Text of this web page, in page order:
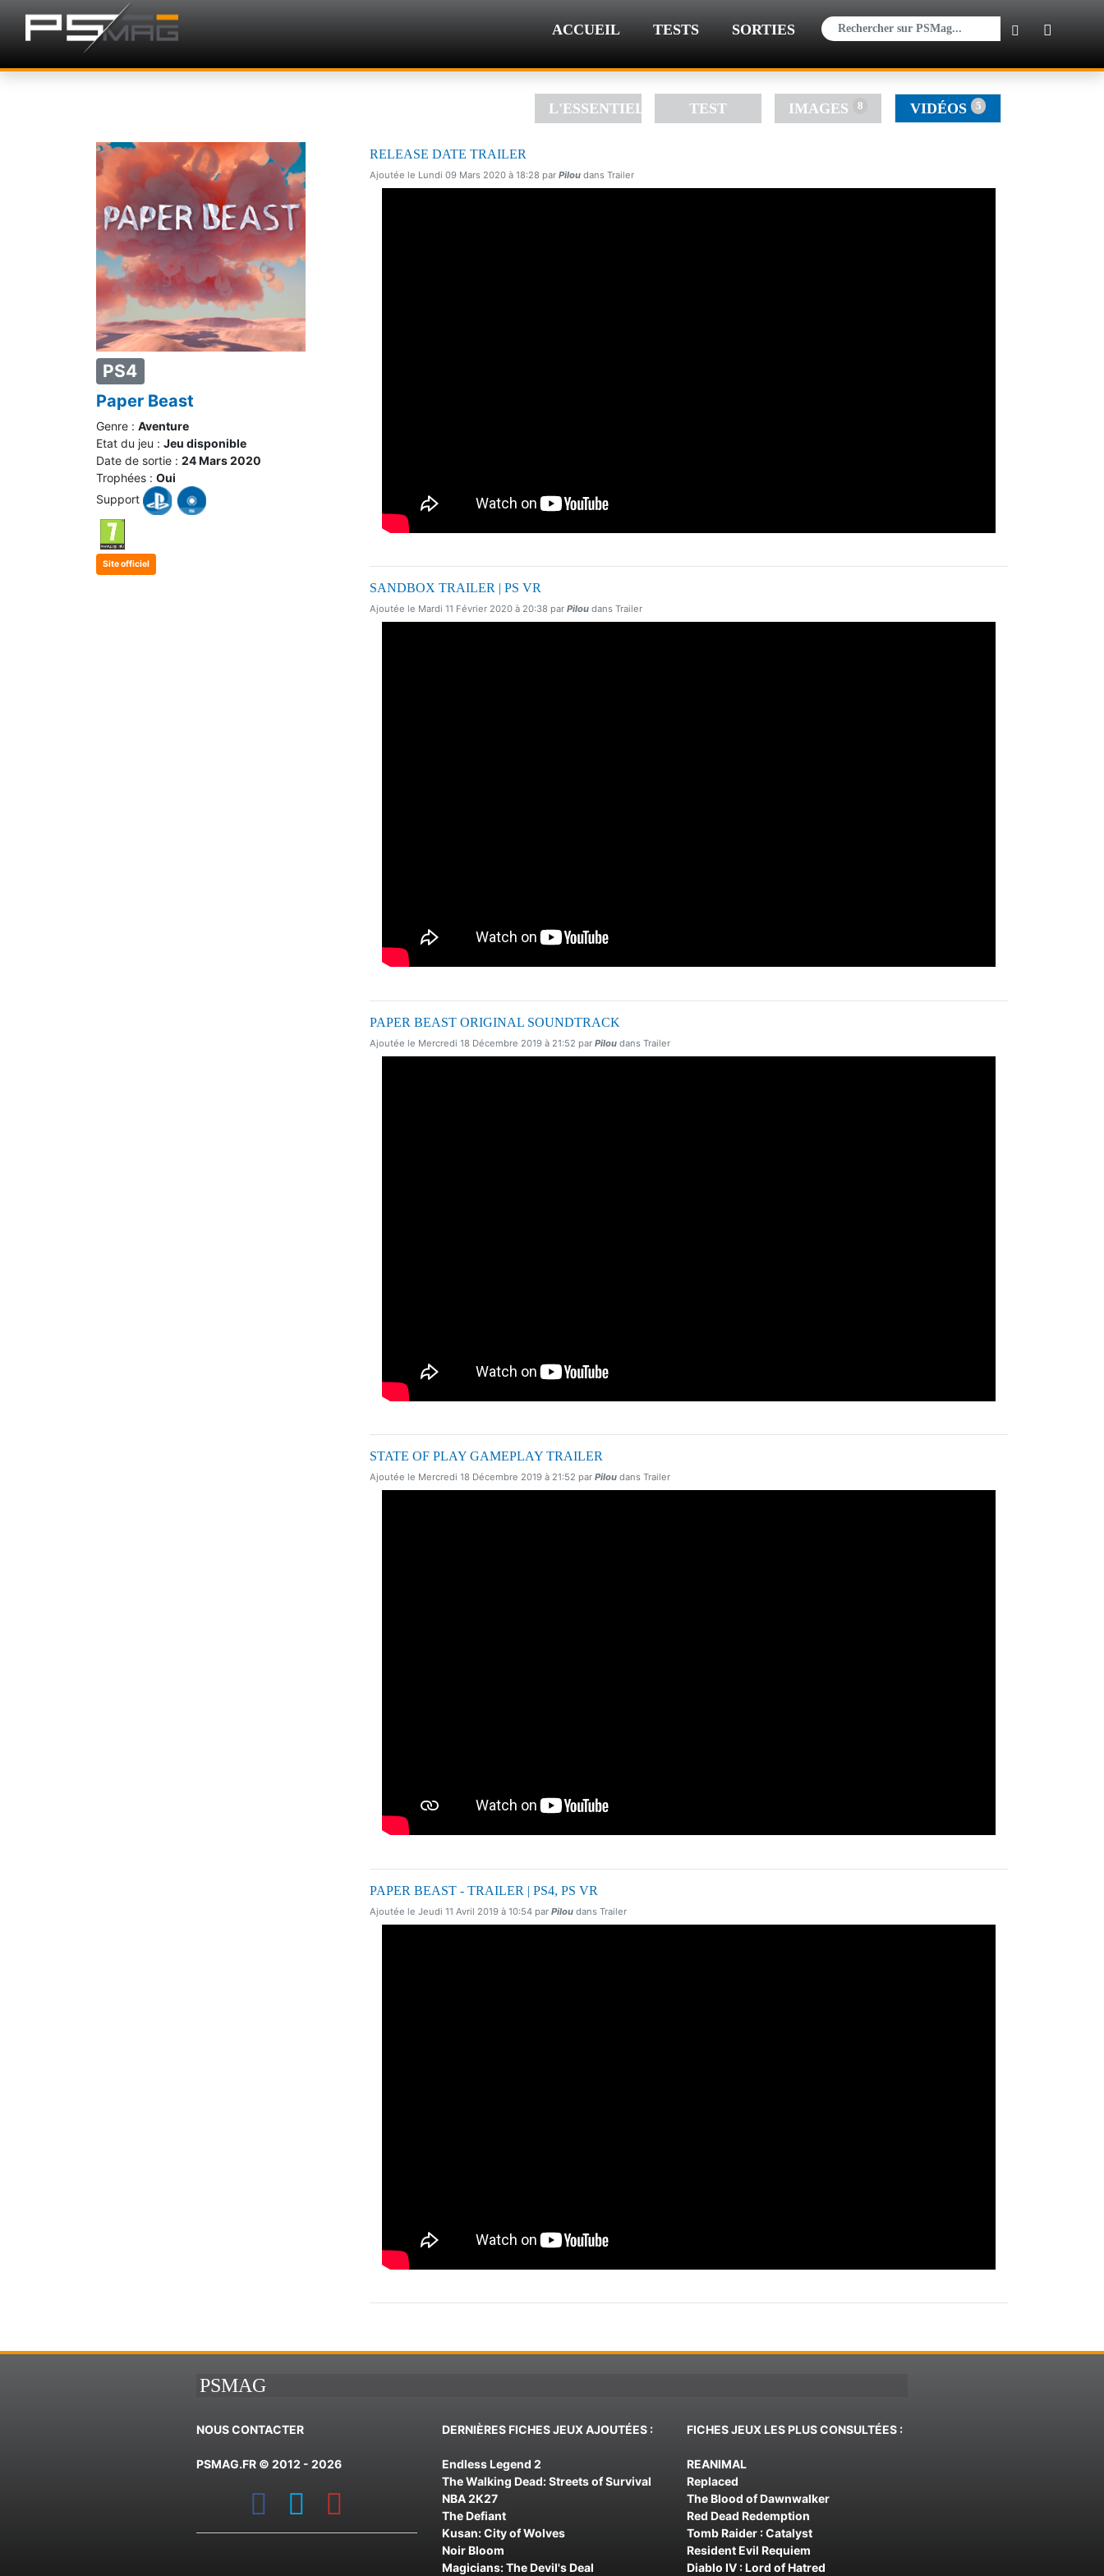
×
ACCUEIL TESTS SORTIES
L'ESSENTIEL TEST IMAGES 8 VIDÉOS 5
PS4
Paper Beast
Genre : Aventure
Etat du jeu : Jeu disponible
Date de sortie : 24 Mars 2020
Trophées : Oui
Support
Site officiel
RELEASE DATE TRAILER
Ajoutée le Lundi 09 Mars 2020 à 18:28 parPiloudans Trailer
SANDBOX TRAILER | PS VR
Ajoutée le Mardi 11 Février 2020 à 20:38 parPiloudans Trailer
PAPER BEAST ORIGINAL SOUNDTRACK
Ajoutée le Mercredi 18 Décembre 2019 à 21:52 parPiloudans Trailer
STATE OF PLAY GAMEPLAY TRAILER
Ajoutée le Mercredi 18 Décembre 2019 à 21:52 parPiloudans Trailer
PAPER BEAST - TRAILER | PS4, PS VR
Ajoutée le Jeudi 11 Avril 2019 à 10:54 parPiloudans Trailer
PSMAG
NOUS CONTACTER
PSMAG.FR © 2012 - 2026
DERNIÈRES FICHES JEUX AJOUTÉES :
Endless Legend 2
The Walking Dead: Streets of Survival
NBA 2K27
The Defiant
Kusan: City of Wolves
Noir Bloom
Magicians: The Devil's Deal
FICHES JEUX LES PLUS CONSULTÉES :
REANIMAL
Replaced
The Blood of Dawnwalker
Red Dead Redemption
Tomb Raider : Catalyst
Resident Evil Requiem
Diablo IV : Lord of Hatred